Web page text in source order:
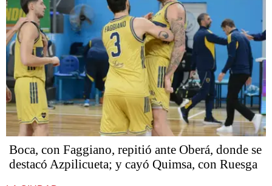
Boca, con Faggiano, repitió ante Oberá, donde se
destacó Azpilicueta; y cayó Quimsa, con Ruesga